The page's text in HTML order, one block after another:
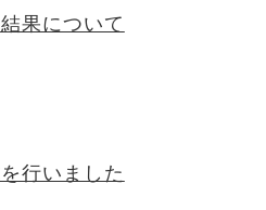
果について
行いました